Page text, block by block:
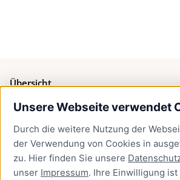
Unsere Webseite verwendet
Durch die weitere Nutzung der
der Verwendung von Cookies in
zu. Hier finden Sie unsere
unser Impressum. Ihre Einwilligung
Übersicht
Bürgerservice
Presse
Newsletter Lübeck:kompakt
Kontakt